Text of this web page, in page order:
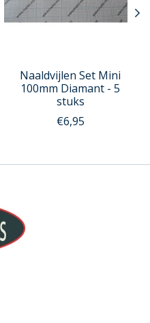
Naaldvijlen Set Mini
100mm Diamant - 5
stuks
€6,95